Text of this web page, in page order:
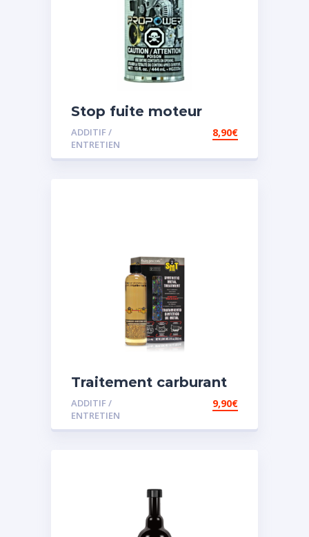
Stop fuite moteur
ADDITIF /
ENTRETIEN
8,90€
Traitement carburant
spécial essence
ADDITIF /
ENTRETIEN
9,90€